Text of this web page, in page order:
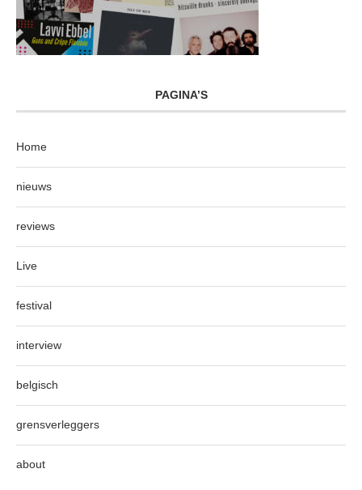
PAGINA’S
Home
nieuws
reviews
Live
festival
interview
belgisch
grensverleggers
about